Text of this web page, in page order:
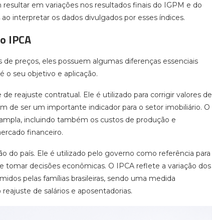
em variações nos resultados finais do IGPM e do
interpretar os dados divulgados por esses índices.
IPCA
preços, eles possuem algumas diferenças essenciais
o seu objetivo e aplicação.
reajuste contratual. Ele é utilizado para corrigir valores de
de ser um importante indicador para o setor imobiliário. O
incluindo também os custos de produção e
financeiro.
do país. Ele é utilizado pelo governo como referência para
decisões econômicas. O IPCA reflete a variação dos
pelas famílias brasileiras, sendo uma medida
de salários e aposentadorias.